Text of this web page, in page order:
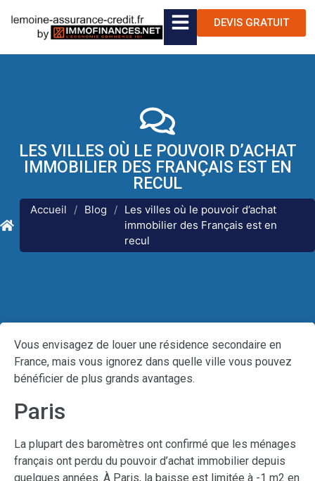
DEVIS GRATUIT
LES VILLES OÙ LE POUVOIR D’ACHAT
IMMOBILIER DES FRANÇAIS EST EN
RECUL
Accueil / Blog / Les villes où le pouvoir d’achat
immobilier des Français est en
recul
Vous envisagez de louer une résidence secondaire en
France, mais vous ignorez dans quelle ville vous pouvez
bénéficier de plus grands avantages.
Paris
La plupart des baromètres ont confirmé que les ménages
français ont perdu du pouvoir d’achat immobilier depuis
quelques années. À Paris, la baisse est limitée à -1 m2 en